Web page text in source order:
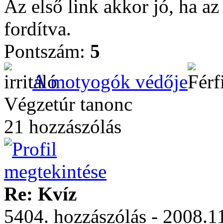
Az első link akkor jó, ha
fordítva.
Pontszám: 5
A motyogók védője
Végzetúr tanonc
21 hozzászólás
Re: Kvíz
5404. hozzászólás -